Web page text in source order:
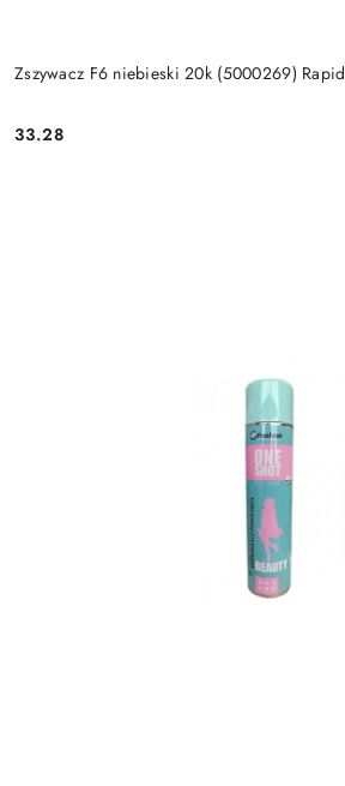
Zszywacz F6 niebieski 20k (5000269) Rapid
Cena:
33.28